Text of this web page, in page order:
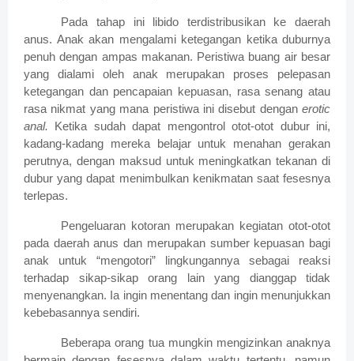
Pada tahap ini libido terdistribusikan ke daerah
anus. Anak akan mengalami ketegangan ketika duburnya
penuh dengan ampas makanan. Peristiwa buang air besar
yang dialami oleh anak merupakan proses pelepasan
ketegangan dan pencapaian kepuasan, rasa senang atau
rasa nikmat yang mana peristiwa ini disebut dengan erotic
anal. Ketika sudah dapat mengontrol otot-otot dubur ini,
kadang-kadang mereka belajar untuk menahan gerakan
perutnya, dengan maksud untuk meningkatkan tekanan di
dubur yang dapat menimbulkan kenikmatan saat fesesnya
terlepas.
Pengeluaran kotoran merupakan kegiatan otot-otot
pada daerah anus dan merupakan sumber kepuasan bagi
anak untuk “mengotori” lingkungannya sebagai reaksi
terhadap sikap-sikap orang lain yang dianggap tidak
menyenangkan. Ia ingin menentang dan ingin menunjukkan
kebebasannya sendiri.
Beberapa orang tua mungkin mengizinkan anaknya